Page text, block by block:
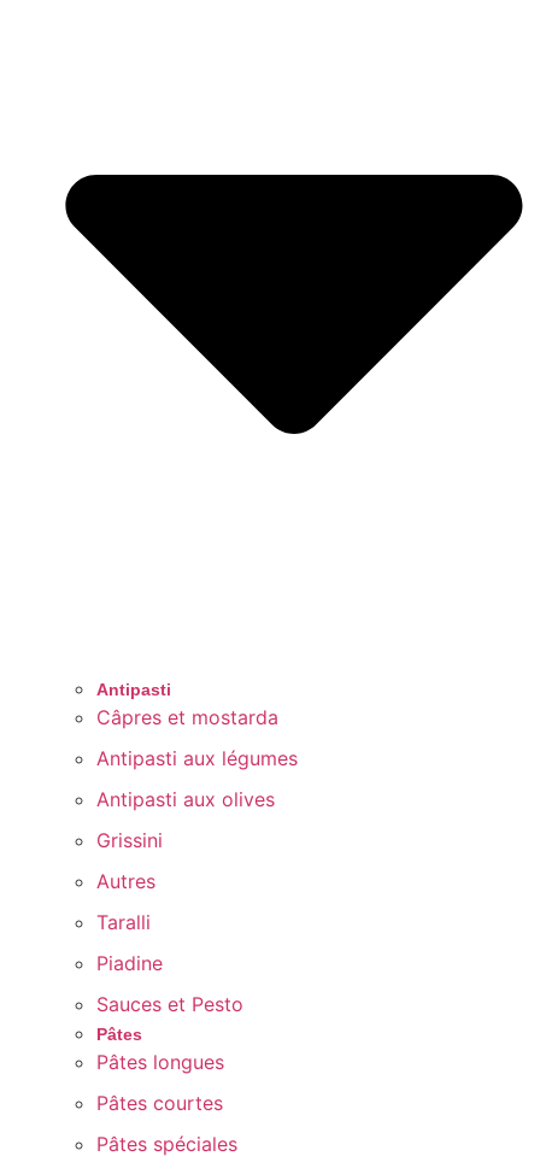
Antipasti
Câpres et mostarda
Antipasti aux légumes
Antipasti aux olives
Grissini
Autres
Taralli
Piadine
Sauces et Pesto
Pâtes
Pâtes longues
Pâtes courtes
Pâtes spéciales